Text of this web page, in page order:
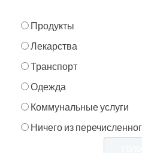
Продукты
Лекарства
Транспорт
Одежда
Коммунальные услуги
Ничего из